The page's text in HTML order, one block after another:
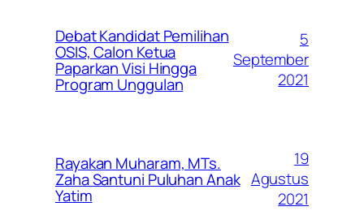
Debat Kandidat Pemilihan
OSIS, Calon Ketua
Paparkan Visi Hingga
Program Unggulan
5
September
2021
Rayakan Muharam, MTs.
Zaha Santuni Puluhan Anak
Yatim
19
Agustus
2021